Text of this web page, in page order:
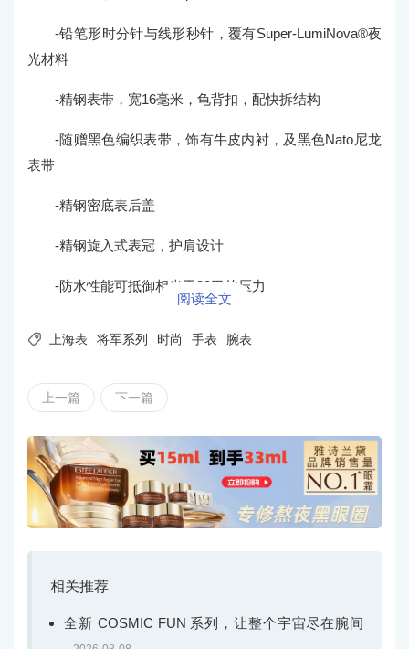
-铅笔形时分针与线形秒针，覆有Super-LumiNova®夜
光材料
-精钢表带，宽16毫米，龟背扣，配快拆结构
-随赠黑色编织表带，饰有牛皮内衬，及黑色Nato尼龙
表带
-精钢密底表后盖
-精钢旋入式表冠，护肩设计
-防水性能可抵御相当于20巴的压力
阅读全文
 上海表 将军系列 时尚 手表 腕表
上一篇 下一篇
相关推荐
全新 COSMIC FUN 系列，让整个宇宙尽在腕间